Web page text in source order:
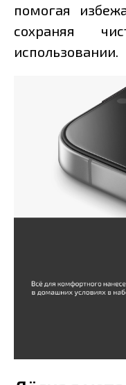
помогая
сохраняя
использовании.